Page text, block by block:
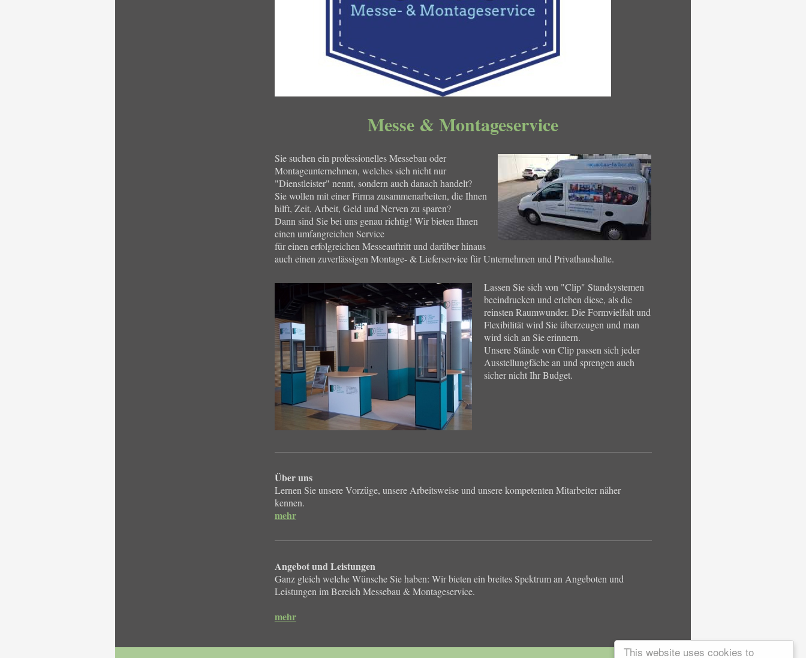
This website uses cookies to
Messe & Montageservice
Sie suchen ein professionelles Messebau oder
Montageunternehmen, welches sich nicht nur
"Dienstleister" nennt, sondern auch danach handelt?
Sie wollen mit einer Firma zusammenarbeiten, die Ihnen
hilft, Zeit, Arbeit, Geld und Nerven zu sparen?
Dann sind Sie bei uns genau richtig! Wir bieten Ihnen
einen umfangreichen Service
für einen erfolgreichen Messeauftritt und darüber hinaus
auch einen zuverlässigen Montage- & Lieferservice für Unternehmen und Privathaushalte.
Lassen Sie sich von "Clip" Standsystemen
beeindrucken und erleben diese, als die
reinsten Raumwunder. Die Formvielfalt und
Flexibilität wird Sie überzeugen und man
wird sich an Sie erinnern.
Unsere Stände von Clip passen sich jeder
Ausstellungfäche an und sprengen auch
sicher nicht Ihr Budget.
Über uns
Lernen Sie unsere Vorzüge, unsere Arbeitsweise und unsere kompetenten Mitarbeiter näher
kennen.
mehr
Angebot und Leistungen
Ganz gleich welche Wünsche Sie haben: Wir bieten ein breites Spektrum an Angeboten und
Leistungen im Bereich Messebau & Montageservice.
mehr